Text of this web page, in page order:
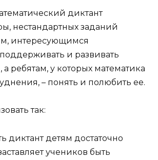
диктант
нестандартных заданий
интересующимся
и развивать
а ребятам, у которых математика
– понять и полюбить ее.
так:
диктант детям достаточно
учеников быть